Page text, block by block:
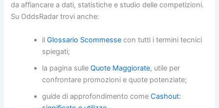
da affiancare a dati, statistiche e studio delle competizioni.
Su OddsRadar trovi anche:
ilGlossario Scommesse con tutti i termini tecnici
spiegati;
la pagina sulleQuote Maggiorate, utile per
confrontare promozioni e quote potenziate;
guide di approfondimento comeCashout: